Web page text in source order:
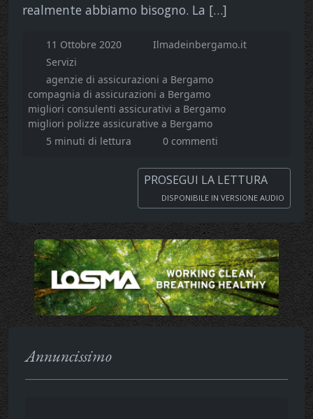
realmente abbiamo bisogno. La […]
11 Ottobre 2020
Ilmadeinbergamo.it
Servizi
agenzie di assicurazioni a Bergamo
compagnia di assicurazioni a Bergamo
migliori consulenti assicurativi a Bergamo
migliori polizze assicurative a Bergamo
5 minuti di lettura
0 commenti
PROSEGUI LA LETTURA
DISPONIBILE IN VERSIONE AUDIO
Annuncissimo